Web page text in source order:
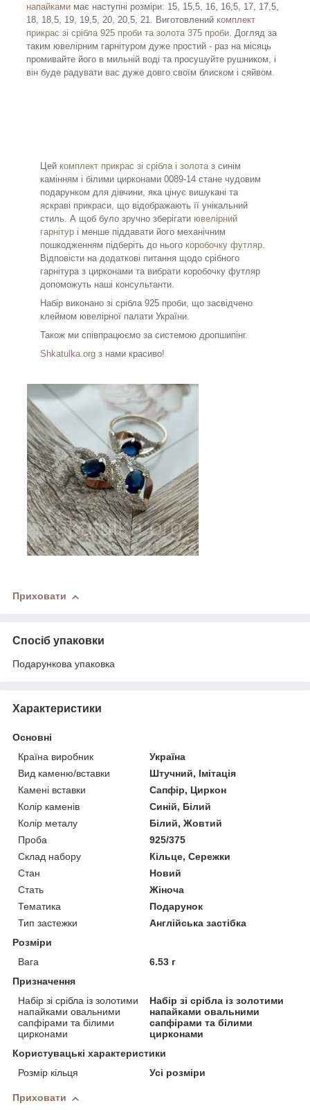
напайками має наступні розміри: 15, 15,5, 16, 16,5, 17, 17,5,
18, 18,5, 19, 19,5, 20, 20,5, 21. Виготовлений комплект
прикрас зі срібла 925 проби та золота 375 проби. Догляд за
таким ювелірним гарнітуром дуже простий - раз на місяць
промивайте його в мильній воді та просушуйте рушником, і
він буде радувати вас дуже довго своїм блиском і сяйвом.
Цей комплект прикрас зі срібла і золотаз синім
камінням і білими цирконами 0089-14 стане чудовим
подарунком для дівчини, яка цінує вишукані та
яскраві прикраси, що відображають її унікальний
стиль. А щоб було зручно зберігати ювелірний
гарнітур і менше піддавати його механічним
пошкодженням підберіть до нього коробочку футляр.
Відповісти на додаткові питання щодо срібного
гарнітура з цирконами та вибрати коробочку футляр
допоможуть наші консультанти.
Набір виконано зі срібла 925 проби, що засвідчено
клеймом ювелірної палати України.
Також ми співпрацюємо за системою дропшипінг.
Shkatulka.org з нами красиво!
Приховати
Спосіб упаковки
Подарункова упаковка
Характеристики
Основні
Країна виробник
Україна
Вид каменю/вставки
Штучний, Імітація
Камені вставки
Сапфір, Циркон
Колір каменів
Синій, Білий
Колір металу
Білий, Жовтий
Проба
925/375
Склад набору
Кільце, Сережки
Стан
Новий
Стать
Жіноча
Тематика
Подарунок
Тип застежки
Англійська застібка
Розміри
Вага
6.53 г
Призначення
Набір зі срібла із золотими
напайками овальними
сапфірами та білими
цирконами
Набір зі срібла із золотими
напайками овальними
сапфірами та білими
цирконами
Користувацькi характеристики
Розмір кільця
Усі розміри
Приховати